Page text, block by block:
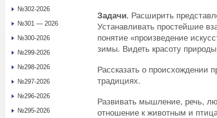
Задачи. Расширить
Устанавливать простейшие
понятие «произведение
зимы. Видеть красоту
Рассказать о происхождении
традициях.
Развивать мышление, речь,
отношение к животным и
№302-2026
№301 — 2026
№300-2026
№299-2026
№298-2026
№297-2026
№296-2026
№295-2026